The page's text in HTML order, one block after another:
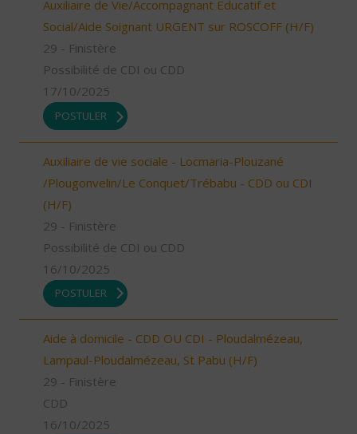
Auxiliaire de Vie/Accompagnant Educatif et
Social/Aide Soignant URGENT sur ROSCOFF (H/F)
29 - Finistère
Possibilité de CDI ou CDD
17/10/2025
POSTULER
Auxiliaire de vie sociale - Locmaria-Plouzané
/Plougonvelin/Le Conquet/Trébabu - CDD ou CDI
(H/F)
29 - Finistère
Possibilité de CDI ou CDD
16/10/2025
POSTULER
Aide à domicile - CDD OU CDI - Ploudalmézeau,
Lampaul-Ploudalmézeau, St Pabu (H/F)
29 - Finistère
CDD
16/10/2025